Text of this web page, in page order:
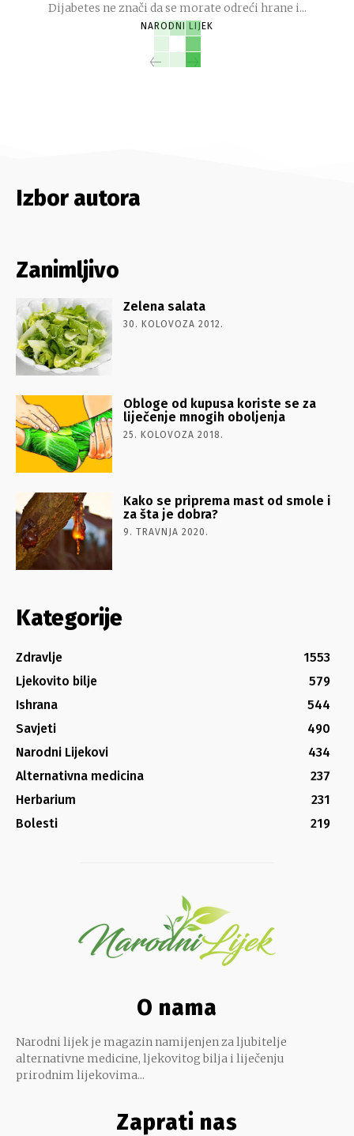
Dijabetes ne znači da se morate odreći hrane i...
NARODNI LIJEK
Izbor autora
Zanimljivo
Zelena salata
30. KOLOVOZA 2012.
Obloge od kupusa koriste se za
liječenje mnogih oboljenja
25. KOLOVOZA 2018.
Kako se priprema mast od smole i
za šta je dobra?
9. TRAVNJA 2020.
Kategorije
Zdravlje
1553
Ljekovito bilje
579
Ishrana
544
Savjeti
490
Narodni Lijekovi
434
Alternativna medicina
237
Herbarium
231
Bolesti
219
O nama
Narodni lijek je magazin namijenjen za ljubitelje
alternativne medicine, ljekovitog bilja i liječenju
prirodnim lijekovima...
Zaprati nas